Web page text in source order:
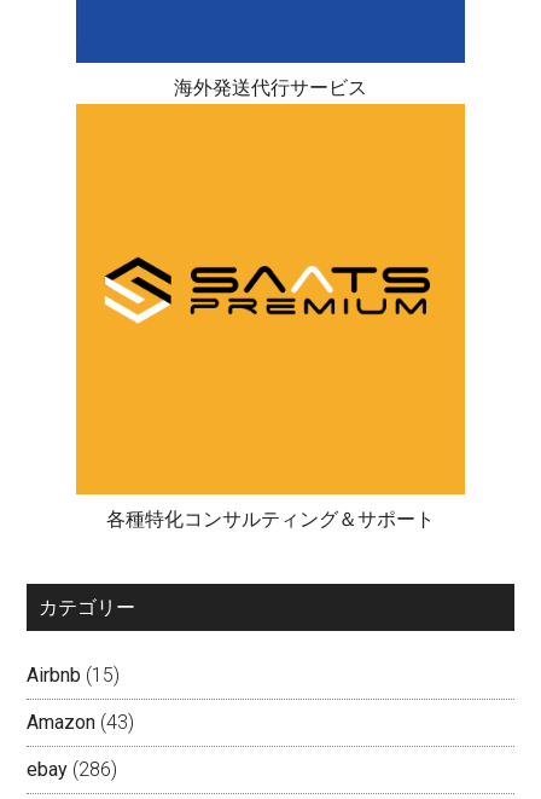
海外発送代行サービス
各種特化コンサルティング＆サポート
カテゴリー
Airbnb (15)
Amazon (43)
ebay (286)